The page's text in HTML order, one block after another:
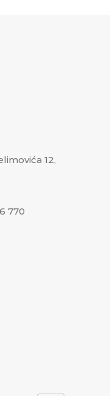
12,
770